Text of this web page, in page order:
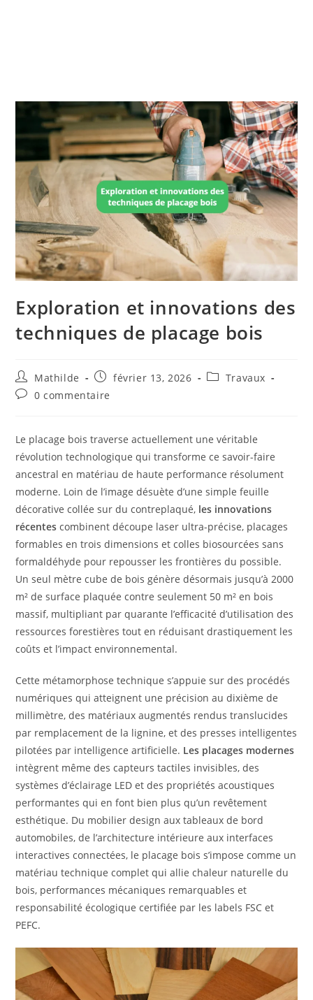
Exploration et innovations des
techniques de placage bois
Mathilde février 13, 2026
Travaux
0 commentaire
Le placage bois traverse actuellement une véritable
révolution technologique qui transforme ce savoir-faire
ancestral en matériau de haute performance résolument
moderne. Loin de l’image désuète d’une simple feuille
décorative collée sur du contreplaqué, les innovations
récentes combinent découpe laser ultra-précise, placages
formables en trois dimensions et colles biosourcées sans
formaldéhyde pour repousser les frontières du possible.
Un seul mètre cube de bois génère désormais jusqu’à 2000
m² de surface plaquée contre seulement 50 m² en bois
massif, multipliant par quarante l’efficacité d’utilisation des
ressources forestières tout en réduisant drastiquement les
coûts et l’impact environnemental.
Cette métamorphose technique s’appuie sur des procédés
numériques qui atteignent une précision au dixième de
millimètre, des matériaux augmentés rendus translucides
par remplacement de la lignine, et des presses intelligentes
pilotées par intelligence artificielle. Les placages modernes
intègrent même des capteurs tactiles invisibles, des
systèmes d’éclairage LED et des propriétés acoustiques
performantes qui en font bien plus qu’un revêtement
esthétique. Du mobilier design aux tableaux de bord
automobiles, de l’architecture intérieure aux interfaces
interactives connectées, le placage bois s’impose comme un
matériau technique complet qui allie chaleur naturelle du
bois, performances mécaniques remarquables et
responsabilité écologique certifiée par les labels FSC et
PEFC.